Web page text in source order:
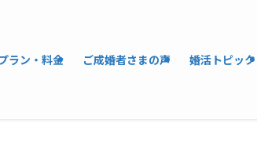
ラン・料金 ご成婚者さまの声 婚活トピック